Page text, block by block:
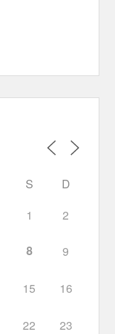
S
D
1 2
8 9
15 16
22 23